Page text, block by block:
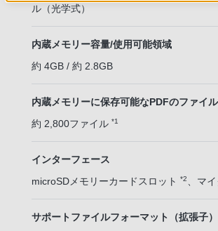
ル（光学式）
内蔵メモリー容量/使用可能領域
約 4GB / 約 2.8GB
内蔵メモリーに保存可能なPDFのファイ
約 2,800ファイル *1
インターフェース
microSDメモリーカードスロット *2、マ
サポートファイルフォーマット（拡張子）